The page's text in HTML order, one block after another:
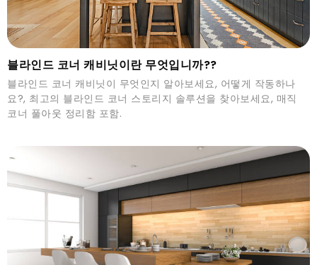
블라인드 코너 캐비닛이란 무엇입니까??
블라인드 코너 캐비닛이 무엇인지 알아보세요, 어떻게 작동하나
요?, 최고의 블라인드 코너 스토리지 솔루션을 찾아보세요, 매직
코너 풀아웃 정리함 포함.